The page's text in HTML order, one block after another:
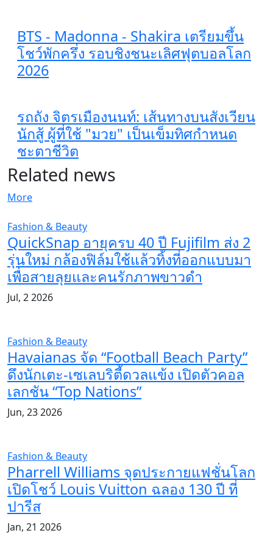
BTS - Madonna - Shakira เตรียมขึ้น
โชว์พักครึ่ง รอบชิงชนะเลิศฟุตบอลโลก
2026
รถถัง จิตรเมืองนนท์: เส้นทางบนสังเวียน
นักสู้ ผู้ที่ใช้ "มวย" เป็นเข็มทิศกำหนด
ชะตาชีวิต
Related news
More
Fashion & Beauty
QuickSnap อายุครบ 40 ปี Fujifilm ส่ง 2
รุ่นใหม่ กล้องฟิล์มใช้แล้วทิ้งที่ออกแบบมา
เพื่อสายลุยและคนรักภาพขาวดำ
Jul, 2 2026
Fashion & Beauty
Havaianas จัด “Football Beach Party”
ดึงนักเตะ-เซเลบริตี้ดวลแข้ง เปิดตัวคอล
เลกชัน “Top Nations”
Jun, 23 2026
Fashion & Beauty
Pharrell Williams จุดประกายแฟชั่นโลก
เปิดโชว์ Louis Vuitton ฉลอง 130 ปี ที่
ปารีส
Jan, 21 2026